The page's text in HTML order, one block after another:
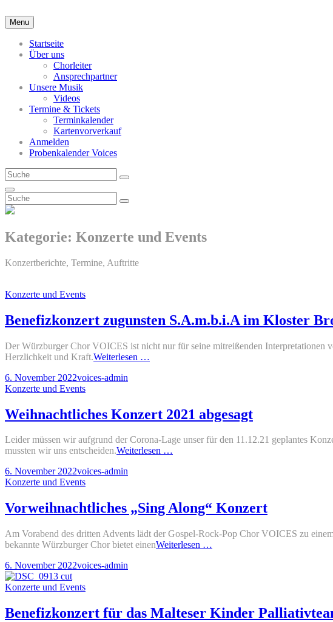
to
content
Menu
Startseite
Über uns
Chorleiter
Ansprechpartner
Unsere Musik
Videos
Termine & Tickets
Terminkalender
Kartenvorverkauf
Anmelden
Probenkalender Voices
Search
for:
Search
Search
Search
for:
Search
Kategorie: Konzerte und Events
Konzertberichte, Termine, Auftritte
Cat
Konzerte und Events
Benefizkonzert zugunsten S.A.m.b.i.A im Kloster
Der Würzburger Chor VOICES ist nicht nur für seine mitreißenden Interpretationen
Herzlichkeit und Kraft.Weiterlesen …
Bronnbach
23.07.22
Posted-
on
6. November 2022By
line
Byline
voices-admin
Cat
Konzerte und Events
Weihnachtliches Konzert 2021 abgesagt
Leider müssen wir aufgrund der Corona-Lage unser für den 11.12.21 geplantes
mussten wir uns entscheiden.Weiterlesen …
Posted-
on
6. November 2022By
line
Byline
voices-admin
Cat
Konzerte und Events
Vorweihnachtliches „Sing Along“ Konzert
Am Vorabend des dritten Advents lädt der Gospel-Rock-Pop Chor VOICES zu
bekannte Würzburger Chor bietet einenWeiterlesen …
Posted-
on
6. November 2022By
Byline
voices-admin
Cat
Konzerte und Events
Benefizkonzert für das Malteser Kinder